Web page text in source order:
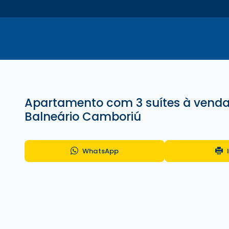
Apartamento com 3 suítes à
Balneário Camboriú
WhatsApp